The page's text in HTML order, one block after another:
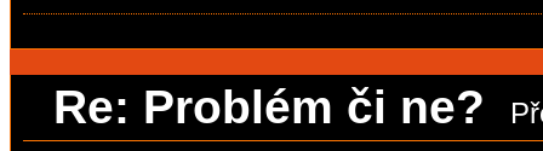
Re: Problém či ne?